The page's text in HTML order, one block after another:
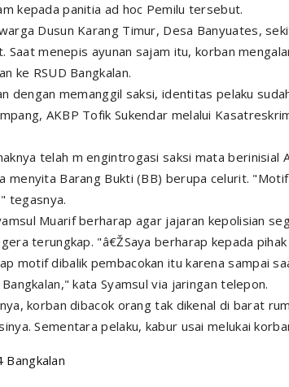
kepada panitia ad hoc Pemilu tersebut.
Dusun Karang Timur, Desa Banyuates,
menepis ayunan sajam itu, korban
ke RSUD Bangkalan.
dengan memanggil saksi, identitas pelaku
AKBP Tofik Sukendar melalui
telah m engintrogasi saksi mata berinisial
menyita Barang Bukti (BB) berupa celurit.
tegasnya.
Muarif berharap agar jajaran kepolisian
terungkap. "â€ŽSaya berharap kepada
motif dibalik pembacokan itu karena sampai
kata Syamsul via jaringan telepon.
korban dibacok orang tak dikenal di barat
Sementara pelaku, kabur usai melukai
Bangkalan